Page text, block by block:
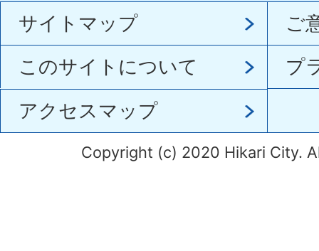
サイトマップ
ご
このサイトについて
プ
アクセスマップ
Copyright (c) 2020 Hikari City.